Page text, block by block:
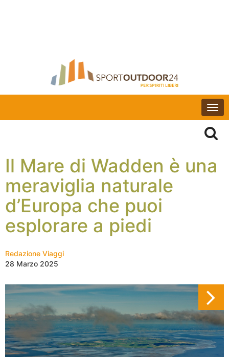
Il Mare di Wadden è una
meraviglia naturale
d’Europa che puoi
esplorare a piedi
Redazione Viaggi
28 Marzo 2025